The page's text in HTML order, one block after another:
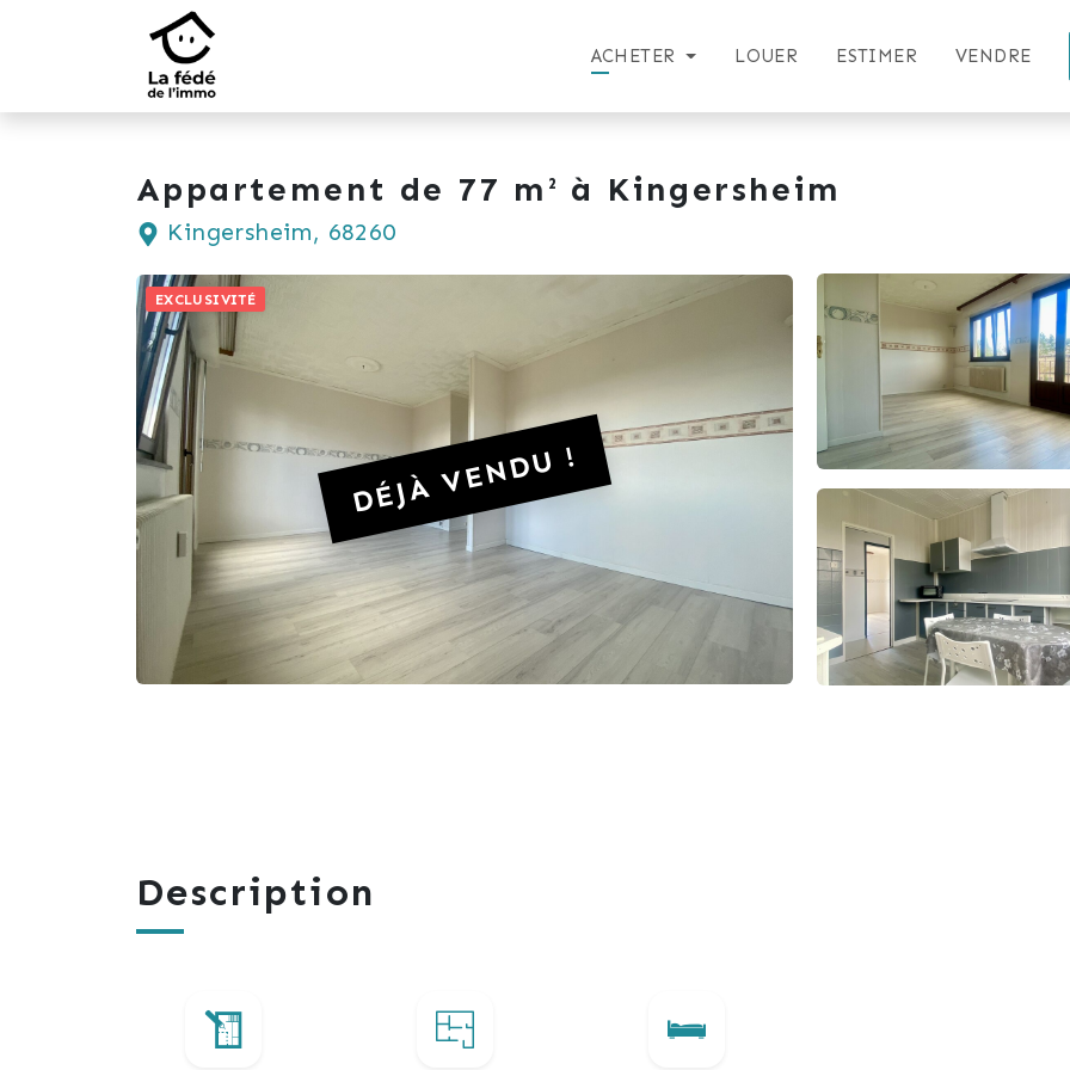
ACHETER LOUER ESTIMER VENDRE
Appartement de 77 m² à Kingersheim
Kingersheim, 68260
EXCLUSIVITÉ
DÉJÀ VENDU !
Description